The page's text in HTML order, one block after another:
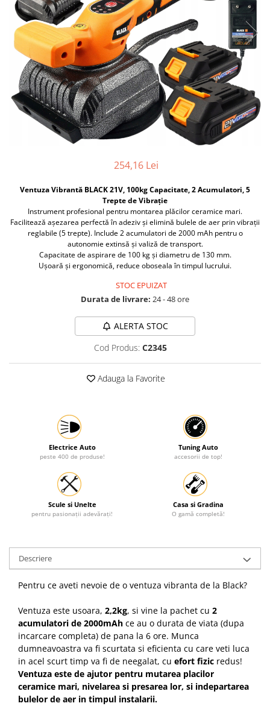
compresoare
Cricuri Auto Hidraulice
Pneumatice si Trapezoidale
Cricuri hidraulice
Cricuri pneumatice
Cricuri trapezoidale
Feon Electric
Generatoare curent
Motoare electrice
Pistol de Lipit
Polizoare
Pompe Combustibil
Prelungitoare
Scule Pneumatice
Suport motocicleta
Utilaje constructie
Mixere
Motocositoare si Motosape
Nivela laser
Pistol de vopsit
Pompe
Rotopercutoare si bormasini
Taiat gresie si faianta
254,16 Lei
Ventuza Vibrantă BLACK 21V, 100kg Capacitate, 2 Acumulatori, 5
Trepte de Vibrație
Instrument profesional pentru montarea plăcilor ceramice mari.
Facilitează așezarea perfectă în adeziv și elimină bulele de aer prin vibrații
reglabile (5 trepte). Include 2 acumulatori de 2000 mAh pentru o
autonomie extinsă și valiză de transport.
Capacitate de aspirare de 100 kg și diametru de 130 mm.
Ușoară și ergonomică, reduce oboseala în timpul lucrului.
STOC EPUIZAT
Durata de livrare: 24 - 48 ore
ALERTA STOC
Cod Produs: C2345
Adauga la Favorite
Electrice Auto
peste 400 de produse!
Tuning Auto
accesorii de top!
Scule si Unelte
pentru pasionații adevărați!
Casa si Gradina
O gamă completă!
Descriere
Pentru ce aveti nevoie de o ventuza vibranta de la Black?
Ventuza este usoara, 2,2kg, si vine la pachet cu 2
acumulatori de 2000mAh ce au o durata de viata (dupa
incarcare completa) de pana la 6 ore. Munca
dumneavoastra va fi scurtata si eficienta cu care veti luca
in acel scurt timp va fi de neegalat, cu efort fizic redus!
Ventuza este de ajutor pentru mutarea placilor
ceramice mari, nivelarea si presarea lor, si indepartarea
bulelor de aer in timpul instalarii.